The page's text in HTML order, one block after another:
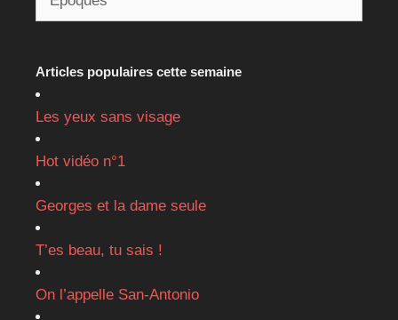
Articles populaires cette semaine
Les yeux sans visage
Hot vidéo n°1
Georges et la dame seule
T’es beau, tu sais !
On l’appelle San-Antonio